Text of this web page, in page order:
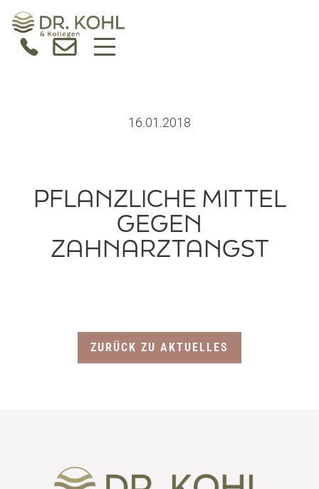
PRAXIS
16.01.2018
PFLANZLICHE MITTEL
GEGEN
ZAHNARZTANGST
ZURÜCK ZU AKTUELLES